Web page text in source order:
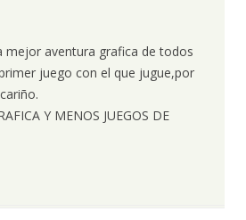
mejor aventura grafica de todos
juego con el que jugue,por
Y MENOS JUEGOS DE